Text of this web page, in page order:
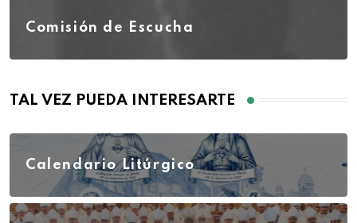
Comisión de Escucha
TAL VEZ PUEDA INTERESARTE
Calendario Litúrgico